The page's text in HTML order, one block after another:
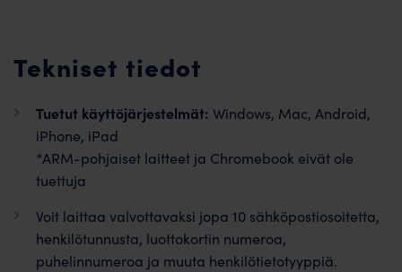
Tekniset tiedot
Tuetut käyttöjärjestelmät: Windows, Mac, Android,
iPhone, iPad
*ARM-pohjaiset laitteet ja Chromebook eivät ole
tuettuja
Voit laittaa valvottavaksi jopa 10 sähköpostiosoitetta,
henkilötunnusta, luottokortin numeroa,
puhelinnumeroa ja muuta henkilötietotyyppiä.